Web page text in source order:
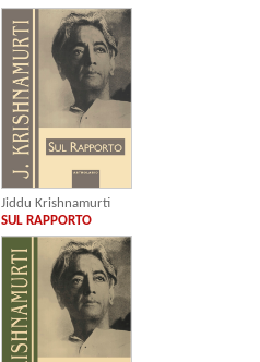
Jiddu Krishnamurti
SUL RAPPORTO